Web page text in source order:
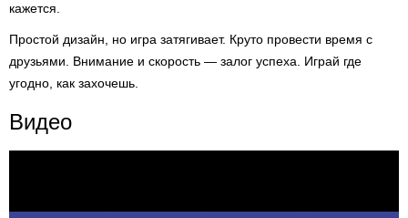
кажется.
Простой дизайн, но игра затягивает. Круто провести время с
друзьями. Внимание и скорость — залог успеха. Играй где
угодно, как захочешь.
Видео